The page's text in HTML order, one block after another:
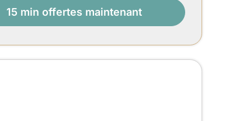
15 min offertes maintenant